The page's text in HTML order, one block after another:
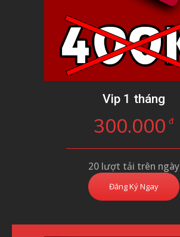
Vip 1 tháng
300.000 đ
20 lượt tải trên ngày
Đăng Ký Ngay